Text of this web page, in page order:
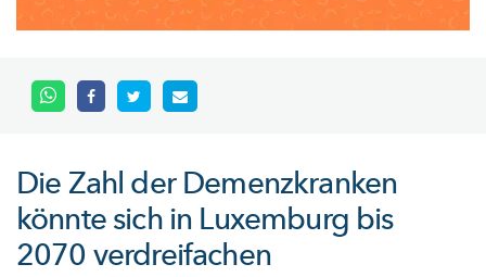
Die Zahl der Demenzkranken
könnte sich in Luxemburg bis
2070 verdreifachen